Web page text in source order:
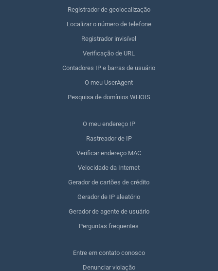
Registrador de geolocalização
Localizar o número de telefone
Registrador invisível
Verificação de URL
Contadores IP e barras de usuário
O meu UserAgent
Pesquisa de domínios WHOIS
O meu endereço IP
Rastreador de IP
Verificar endereço MAC
Velocidade da Internet
Gerador de cartões de crédito
Gerador de IP aleatório
Gerador de agente de usuário
Perguntas frequentes
Entre em contato conosco
Denunciar violação